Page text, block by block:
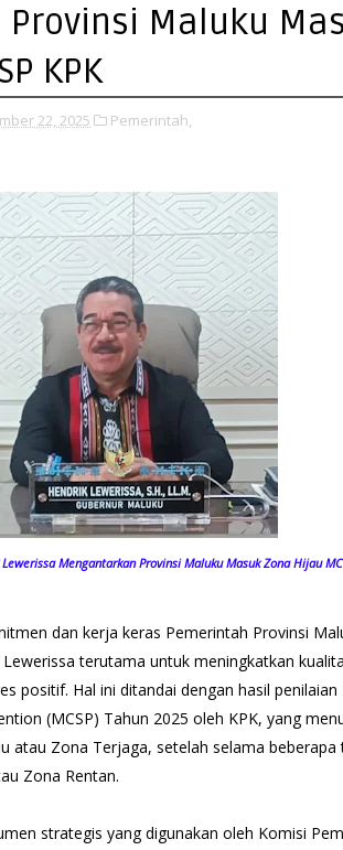
Maluku
KPK
22, 2025 Pemerintah,
Mengantarkan Provinsi Maluku Masuk Zona Hijau
dan kerja keras Pemerintah Provinsi
terutama untuk meningkatkan
positif. Hal ini ditandai dengan hasil
(MCSP) Tahun 2025 oleh KPK, yang
atau Zona Terjaga, setelah selama beberapa
Zona Rentan.
strategis yang digunakan oleh Komisi